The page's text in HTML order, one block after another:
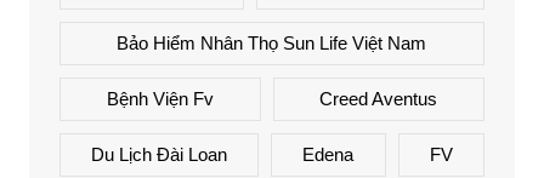
Bảo Hiểm Nhân Thọ Sun Life Việt Nam
Bệnh Viện Fv Creed Aventus
Du Lịch Đài Loan Edena FV